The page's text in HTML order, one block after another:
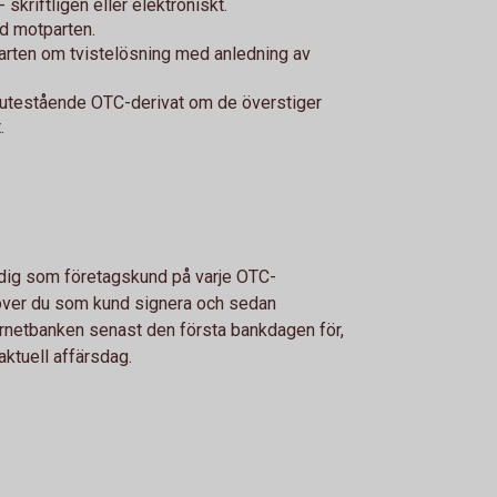
skriftligen eller elektroniskt.
motparten.
om tvistelösning med anledning av
OTC-derivat om de överstiger
som företagskund på varje OTC-
du som kund signera och sedan
senast den första bankdagen för,
affärsdag.